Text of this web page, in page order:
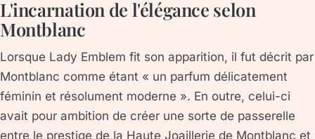
L'incarnation de l'élégance selon
Montblanc
Lorsque Lady Emblem fit son apparition, il fut décrit par
Montblanc comme étant « un parfum délicatement
féminin et résolument moderne ». En outre, celui-ci
avait pour ambition de créer une sorte de passerelle
entre le prestige de la Haute Joaillerie de Montblanc et